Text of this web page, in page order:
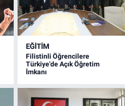
EĞİTİM
Filistinli Öğrencilere
Türkiye'de Açık Öğretim
İmkanı